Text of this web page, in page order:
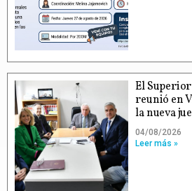
El
reunió en
la nueva
04/08/2026
Leer más »